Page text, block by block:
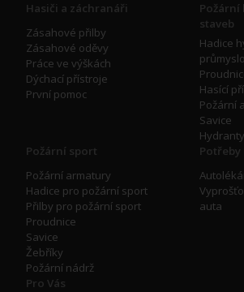
Hasiči a záchranáři
Zásahové přilby
Zásahové oděvy
Práce ve výškách
Dýchací přístroje
První pomoc
Požární
staveb
Hadice
Hasící
Požární
Savice
Požární sport
Požární armatury
Hadice pro požární sport
Přilby pro požární sport
Proudnice
Savice
Žebříky
Požární nádrž
auta
Pro Vás